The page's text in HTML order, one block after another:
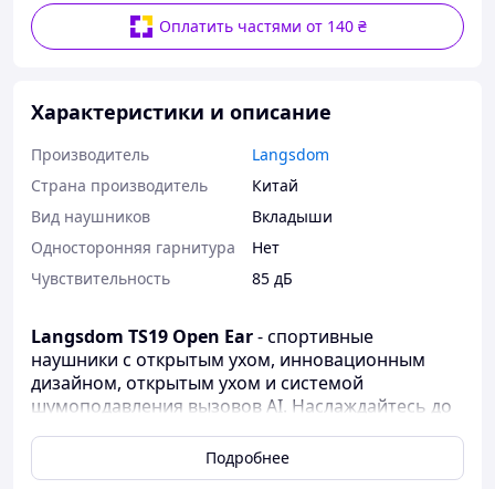
Оплатить частями от 140 ₴
Характеристики и описание
Производитель
Langsdom
Страна производитель
Китай
Вид наушников
Вкладыши
Односторонняя гарнитура
Нет
Чувствительность
85 дБ
Langsdom TS19 Open Ear- спортивные
наушники с открытым ухом, инновационным
дизайном, открытым ухом и системой
шумоподавления вызовов AI. Наслаждайтесь до
версией Bluetooth 5.4 для бесперебойного
подключения.
Подробнее